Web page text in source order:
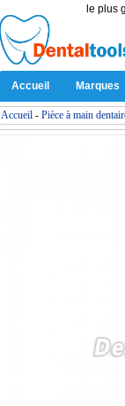
le plus
Accueil Marques
Accueil - Pièce à main